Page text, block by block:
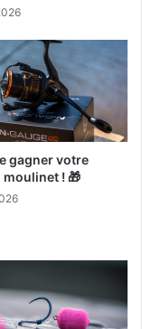
gagner votre
moulinet ! 🎁